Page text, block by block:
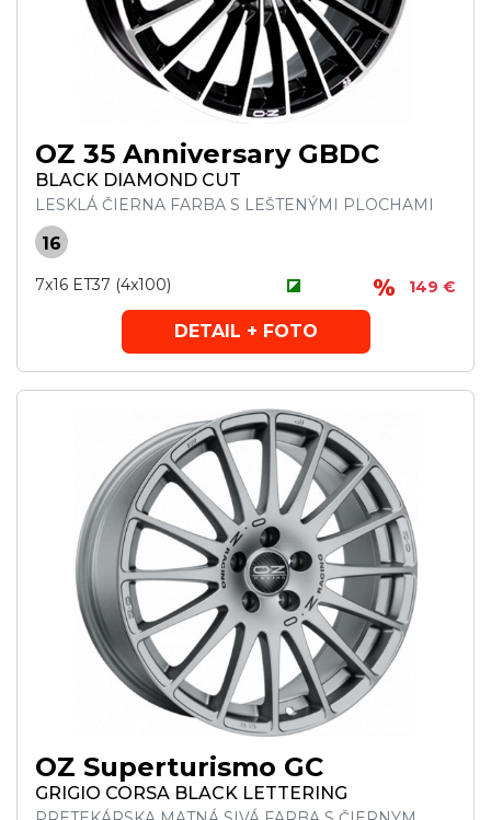
OZ 35 Anniversary GBDC
BLACK DIAMOND CUT
LESKLÁ ČIERNA FARBA S LEŠTENÝMI PLOCHAMI
16
7x16 ET37 (4x100) 149 €
DETAIL + FOTO
OZ Superturismo GC
GRIGIO CORSA BLACK LETTERING